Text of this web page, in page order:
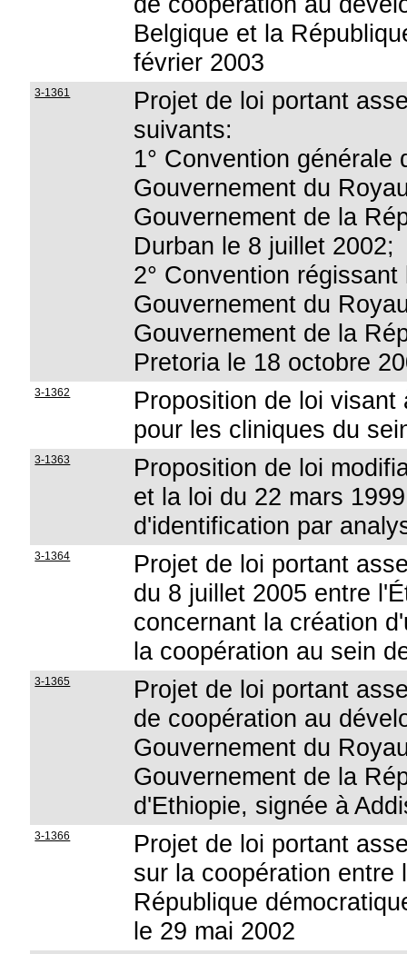
Belgique et la
février 2003
3-1361
Projet de loi portant
suivants:
1° Convention générale
Gouvernement du
Gouvernement de la
Durban le 8 juillet 2002;
2° Convention
Gouvernement du
Gouvernement de la
Pretoria le 18 octobre
3-1362
Proposition de loi
pour les cliniques du
3-1363
Proposition de loi
et la loi du 22 mars
d'identification par
3-1364
Projet de loi portant
du 8 juillet 2005 entre
concernant la création
la coopération au sein
3-1365
Projet de loi portant
de coopération au
Gouvernement du
Gouvernement de la
d'Ethiopie, signée à
3-1366
Projet de loi portant
sur la coopération entre
République
le 29 mai 2002